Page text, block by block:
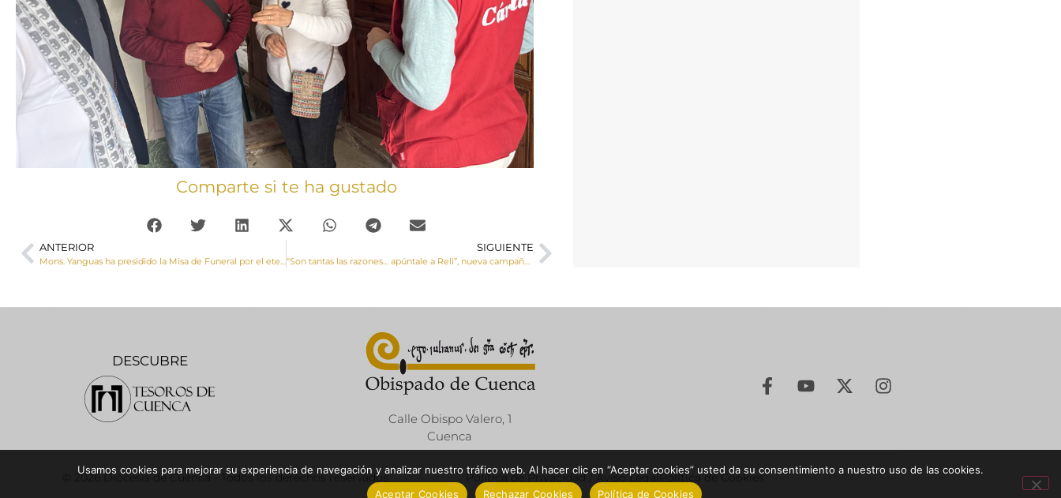
Comparte si te ha gustado
ANTERIOR SIGUIENTE
DESCUBRE
Calle Obispo Valero, 1
Cuenca
© 2026 Diócesis de Cuenca - Todos los derechos reservados Política de Privacidad / Aviso LegalPolítica de Cookies
Usamos cookies para mejorar su experiencia de navegación y analizar nuestro tráfico web. Al hacer clic en “Aceptar cookies” usted da su consentimiento a nuestro uso de las cookies.
Aceptar Cookies
Rechazar Cookies Política de Cookies